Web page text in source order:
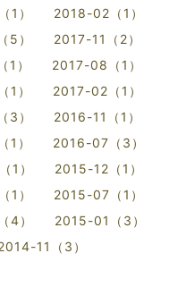
1）
2018-02（1）
5）
2017-11（2）
）
2017-08（1）
1）
2017-02（1）
3）
2016-11（1）
1）
2016-07（3）
1）
2015-12（1）
1）
2015-07（1）
4）
2015-01（3）
11（3）